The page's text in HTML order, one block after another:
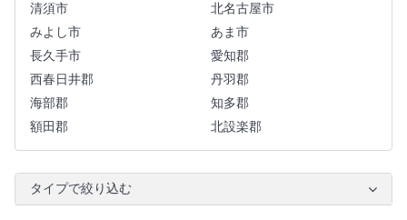
清須市
北名古屋市
みよし市
あま市
長久手市
愛知郡
西春日井郡
丹羽郡
海部郡
知多郡
額田郡
北設楽郡
タイプで絞り込む